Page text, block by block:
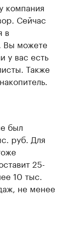
компания
Сейчас
в
Вы можете
у вас есть
Также
был
руб. Для
25-
10 тыс.
не менее